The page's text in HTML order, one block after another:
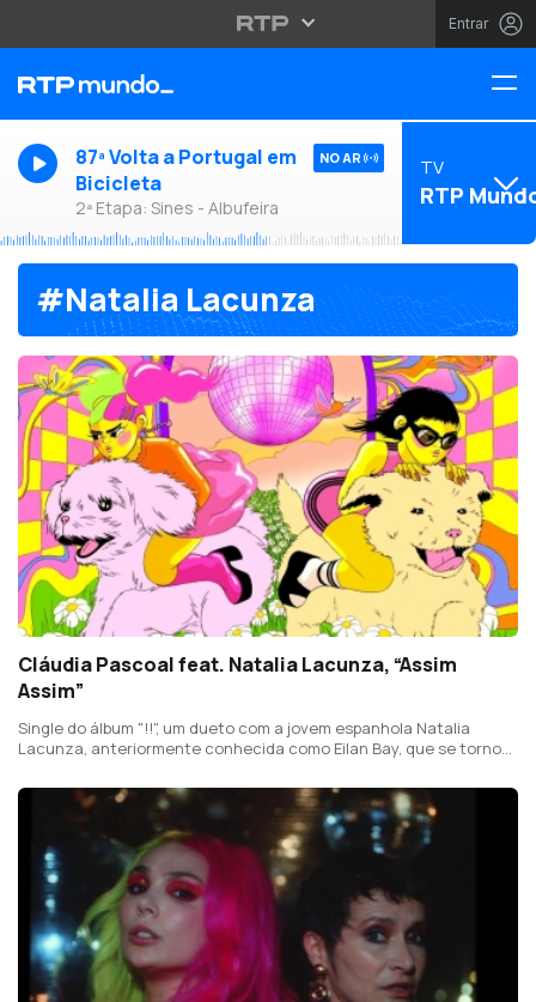
Entrar
87ª Volta a Portugal em
Bicicleta
2ª Etapa: Sines - Albufeira
NO AR TV
RTP
#Natalia Lacunza
Cláudia Pascoal feat. Natalia Lacunza, “Assim
Assim”
Single do álbum "!!", um dueto com a jovem espanhola Natalia
Lacunza, anteriormente conhecida como Eilan Bay, que se tornou
onde obteve o terceiro lugar.